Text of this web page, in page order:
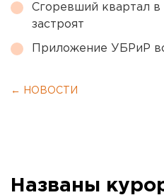
Сгоревший квартал
застроят
Приложение УБРиР
← НОВОСТИ
Названы